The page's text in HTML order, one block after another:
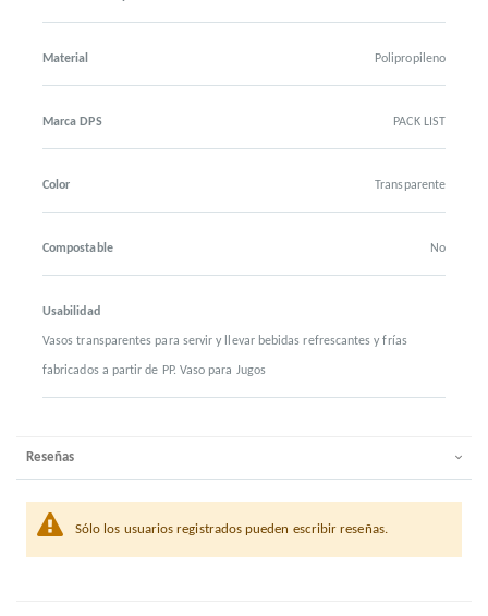
Material Polipropileno
Marca DPS PACK LIST
Color Transparente
Compostable No
Usabilidad
Vasos transparentes para servir y llevar bebidas refrescantes y frías
fabricados a partir de PP. Vaso para Jugos
Reseñas
Sólo los usuarios registrados pueden escribir reseñas.